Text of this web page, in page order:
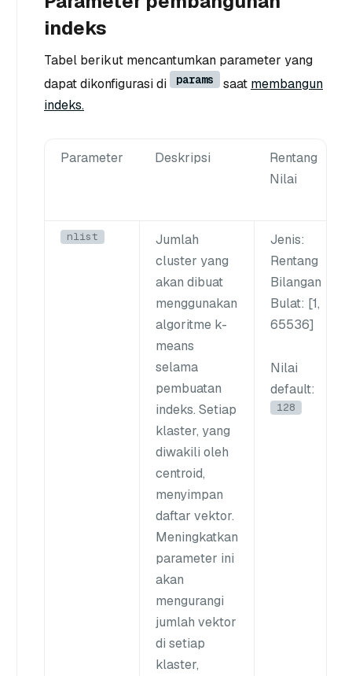
indeks
Tabel berikut mencantumkan parameter yang
dapat dikonfigurasi di
params saat membangun
indeks.
Parameter Deskripsi
Rentang
Nilai
nlist
Jumlah
cluster yang
akan dibuat
menggunakan
algoritme k-
means
selama
pembuatan
indeks. Setiap
klaster, yang
diwakili oleh
centroid,
menyimpan
daftar vektor.
Meningkatkan
parameter ini
akan
mengurangi
jumlah vektor
di setiap
klaster,
Jenis:
Rentang
Bilangan
Bulat: [1,
65536]
Nilai
default:
128